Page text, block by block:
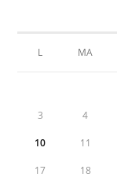
L MA
3 4
10 11
17 18